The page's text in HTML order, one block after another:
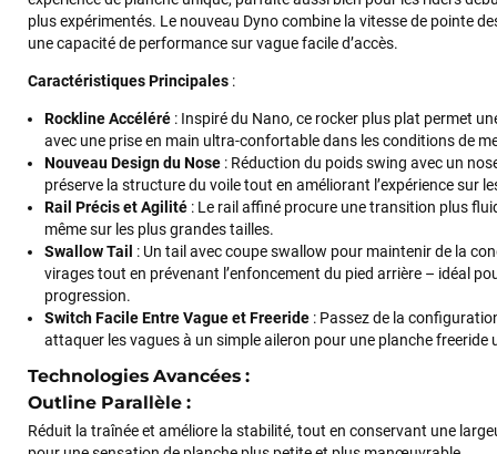
plus expérimentés. Le nouveau Dyno combine la vitesse de pointe
une capacité de performance sur vague facile d’accès.
Caractéristiques Principales :
Rockline Accéléré : Inspiré du Nano, ce rocker plus plat permet
avec une prise en main ultra-confortable dans les conditions de
Nouveau Design du Nose : Réduction du poids swing avec un
préserve la structure du voile tout en améliorant l’expérience sur
Rail Précis et Agilité : Le rail affiné procure une transition plus
même sur les plus grandes tailles.
Swallow Tail : Un tail avec coupe swallow pour maintenir de la
virages tout en prévenant l’enfoncement du pied arrière – idéal
progression.
Switch Facile Entre Vague et Freeride : Passez de la
attaquer les vagues à un simple aileron pour une planche freeride
Technologies Avancées :
Outline Parallèle :
Réduit la traînée et améliore la stabilité, tout en conservant une